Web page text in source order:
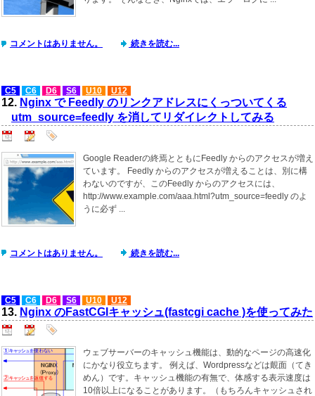
コメントはありません。 続きを読む...
C5 C6 D6 S6 U10 U12
12. Nginx で Feedly のリンクアドレスにくっついてくる
utm_source=feedly を消してリダイレクトしてみる
Google Readerの終焉とともにFeedly からのアクセスが増え
ています。 Feedly からのアクセスが増えることは、別に構
わないのですが、このFeedly からのアクセスには、
http://www.example.com/aaa.html?utm_source=feedly のよ
うに必ず ...
コメントはありません。 続きを読む...
C5 C6 D6 S6 U10 U12
13. Nginx のFastCGIキャッシュ(fastcgi cache )を使ってみた
ウェブサーバーのキャッシュ機能は、動的なページの高速化
にかなり役立ちます。 例えば、Wordpressなどは覿面（てき
めん）です。キャッシュ機能の有無で、体感する表示速度は
10倍以上になることがあります。（もちろんキャッシュされ